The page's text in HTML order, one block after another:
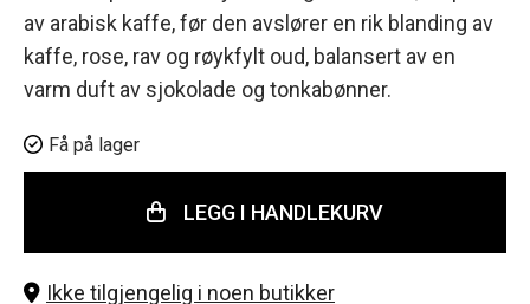
av arabisk kaffe, før den avslører en rik blanding av
kaffe, rose, rav og røykfylt oud, balansert av en
varm duft av sjokolade og tonkabønner.
Få på lager
LEGG I HANDLEKURV
Ikke tilgjengelig i noen butikker